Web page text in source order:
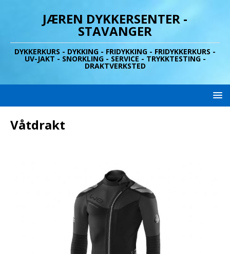
JÆREN DYKKERSENTER -
STAVANGER
DYKKERKURS - DYKKING - FRIDYKKING - FRIDYKKERKURS -
UV-JAKT - SNORKLING - SERVICE - TRYKKTESTING -
DRAKTVERKSTED
Våtdrakt